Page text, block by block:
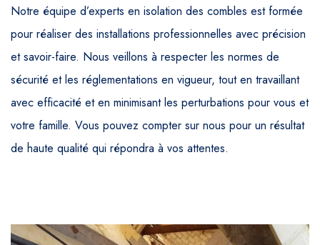
Notre équipe d’experts en isolation des combles est formée
pour réaliser des installations professionnelles avec précision
et savoir-faire. Nous veillons à respecter les normes de
sécurité et les réglementations en vigueur, tout en travaillant
avec efficacité et en minimisant les perturbations pour vous et
votre famille. Vous pouvez compter sur nous pour un résultat
de haute qualité qui répondra à vos attentes.